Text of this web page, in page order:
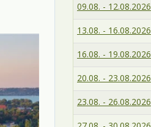
09.08. - 12.08.2026
13.08. - 16.08.2026
16.08. - 19.08.2026
20.08. - 23.08.2026
23.08. - 26.08.2026